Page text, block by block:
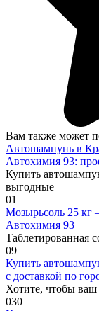
Вам также может
Автошампунь в
Автохимия 93:
Купить
выгодные
01
Мозырьсоль 25 кг
Автохимия 93
Таблетированная
09
Купить
с доставкой по
Хотите, чтобы
030